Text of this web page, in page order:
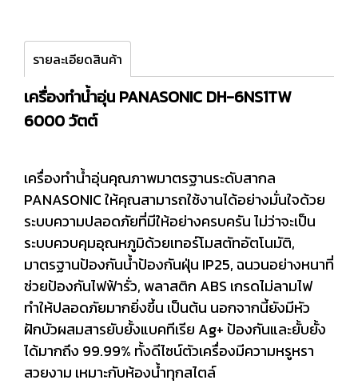
รายละเอียดสินค้า
เครื่องทำน้ำอุ่น PANASONIC DH-6NS1TW
6000 วัตต์
เครื่องทำน้ำอุ่นคุณภาพมาตรฐานระดับสากล
PANASONIC ให้คุณสามารถใช้งานได้อย่างมั่นใจด้วย
ระบบความปลอดภัยที่มีให้อย่างครบครัน ไม่ว่าจะเป็น
ระบบควบคุมอุณหภูมิด้วยเทอร์โมสตัทอัตโนมัติ,
มาตรฐานป้องกันน้ำป้องกันฝุ่น IP25, ฉนวนอย่างหนาที่
ช่วยป้องกันไฟฟ้ารั่ว, พลาสติก ABS เกรดไม่ลามไฟ
ทำให้ปลอดภัยมากยิ่งขึ้น เป็นต้น นอกจากนี้ยังมีหัว
ฝักบัวผสมสารยับยั้งแบคทีเรีย Ag+ ป้องกันและยั้บยั้ง
ได้มากถึง 99.99% ทั้งดีไซน์ตัวเครื่องมีความหรูหรา
สวยงาม เหมาะกับห้องน้ำทุกสไตล์